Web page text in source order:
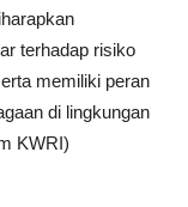
terhadap risiko
memiliki peran
di lingkungan
KWRI)